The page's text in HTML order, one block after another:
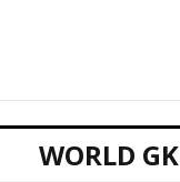
WORLD GK